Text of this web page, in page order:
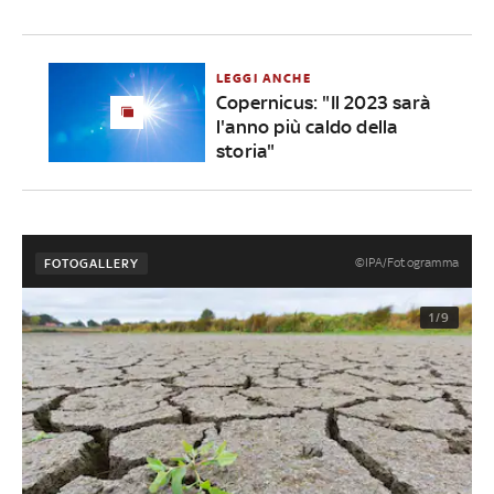
LEGGI ANCHE
Copernicus: "Il 2023 sarà
l'anno più caldo della
storia"
FOTOGALLERY ©IPA/Fotogramma
1/9